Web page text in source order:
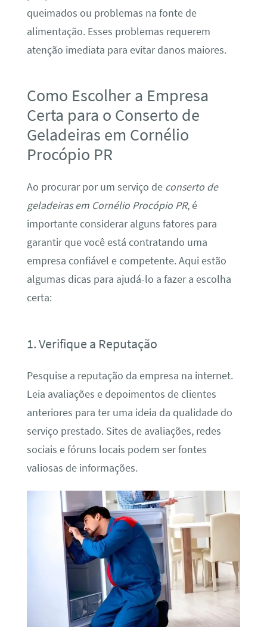
queimados ou problemas na fonte de
alimentação. Esses problemas requerem
atenção imediata para evitar danos maiores.
Como Escolher a Empresa
Certa para o Conserto de
Geladeiras em Cornélio
Procópio PR
Ao procurar por um serviço de conserto de
geladeiras em Cornélio Procópio PR, é
importante considerar alguns fatores para
garantir que você está contratando uma
empresa confiável e competente. Aqui estão
algumas dicas para ajudá-lo a fazer a escolha
certa:
1. Verifique a Reputação
Pesquise a reputação da empresa na internet.
Leia avaliações e depoimentos de clientes
anteriores para ter uma ideia da qualidade do
serviço prestado. Sites de avaliações, redes
sociais e fóruns locais podem ser fontes
valiosas de informações.